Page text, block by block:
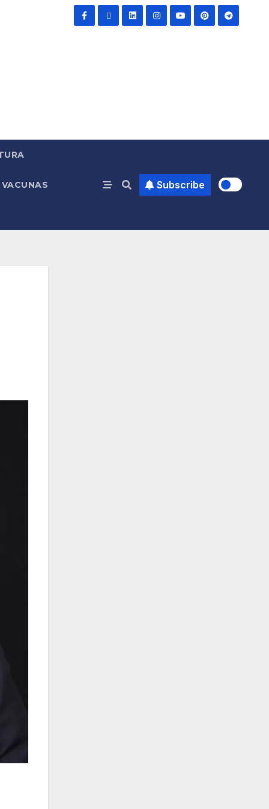
VACUNAS Subscribe